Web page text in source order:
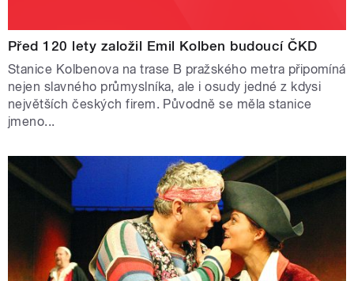
Před 120 lety založil Emil Kolben budoucí ČKD
Stanice Kolbenova na trase B pražského metra připomíná
nejen slavného průmyslníka, ale i osudy jedné z kdysi
největších českých firem. Původně se měla stanice
jmeno...